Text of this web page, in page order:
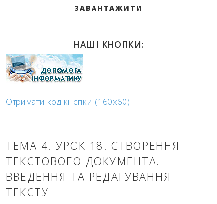
ЗАВАНТАЖИТИ
НАШІ КНОПКИ:
Отримати код кнопки (160x60)
ТЕМА 4. УРОК 18. СТВОРЕННЯ
ТЕКСТОВОГО ДОКУМЕНТА.
ВВЕДЕННЯ ТА РЕДАГУВАННЯ
ТЕКСТУ